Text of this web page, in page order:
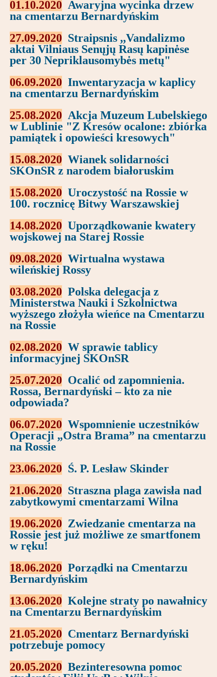
01.10.2020 Awaryjna wycinka drzew
na cmentarzu Bernardyńskim
27.09.2020 Straipsnis ,,Vandalizmo
aktai Vilniaus Senųjų Rasų kapinėse
per 30 Nepriklausomybės metų"
06.09.2020 Inwentaryzacja w kaplicy
na cmentarzu Bernardyńskim
25.08.2020 Akcja Muzeum Lubelskiego
w Lublinie "Z Kresów ocalone: zbiórka
pamiątek i opowieści kresowych"
15.08.2020 Wianek solidarności
SKOnSR z narodem białoruskim
15.08.2020 Uroczystość na Rossie w
100. rocznicę Bitwy Warszawskiej
14.08.2020 Uporządkowanie kwatery
wojskowej na Starej Rossie
09.08.2020 Wirtualna wystawa
wileńskiej Rossy
03.08.2020 Polska delegacja z
Ministerstwa Nauki i Szkolnictwa
wyższego złożyła wieńce na Cmentarzu
na Rossie
02.08.2020 W sprawie tablicy
informacyjnej SKOnSR
25.07.2020 Ocalić od zapomnienia.
Rossa, Bernardyński – kto za nie
odpowiada?
06.07.2020 Wspomnienie uczestników
Operacji „Ostra Brama” na cmentarzu
na Rossie
23.06.2020 Ś. P. Lesław Skinder
21.06.2020 Straszna plaga zawisła nad
zabytkowymi cmentarzami Wilna
19.06.2020 Zwiedzanie cmentarza na
Rossie jest już możliwe ze smartfonem
w ręku!
18.06.2020 Porządki na Cmentarzu
Bernardyńskim
13.06.2020 Kolejne straty po nawałnicy
na Cmentarzu Bernardyńskim
21.05.2020 Cmentarz Bernardyński
potrzebuje pomocy
20.05.2020 Bezinteresowna pomoc